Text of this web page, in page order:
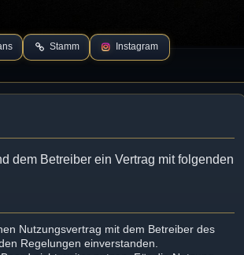
Stamm Instagram
dem Betreiber ein Vertrag mit folgenden
Nutzungsvertrag mit dem Betreiber des
Regelungen einverstanden.